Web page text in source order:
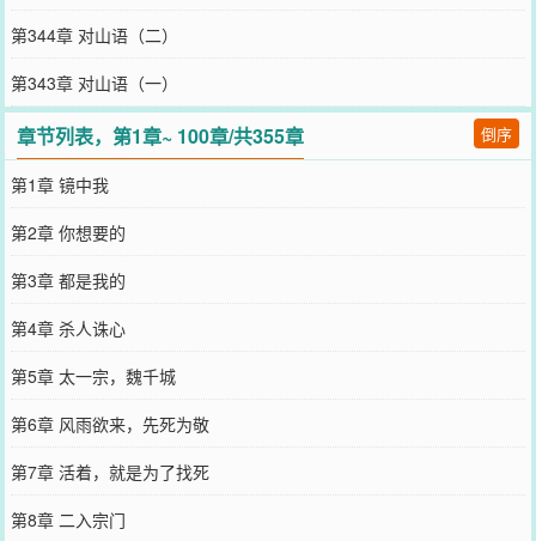
第344章 对山语（二）
第343章 对山语（一）
章节列表，第1章~ 100章/共355章 倒序
第1章 镜中我
第2章 你想要的
第3章 都是我的
第4章 杀人诛心
第5章 太一宗，魏千城
第6章 风雨欲来，先死为敬
第7章 活着，就是为了找死
第8章 二入宗门